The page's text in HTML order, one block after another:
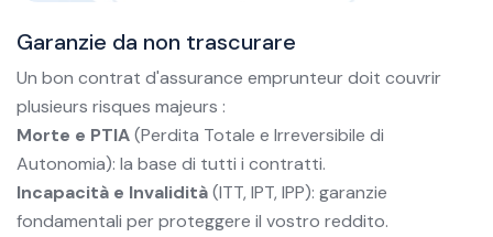
Garanzie da non trascurare
Un bon contrat d'assurance emprunteur doit couvrir
plusieurs risques majeurs :
Morte e PTIA(Perdita Totale e Irreversibile di
Autonomia): la base di tutti i contratti.
Incapacità e Invalidità(ITT, IPT, IPP): garanzie
fondamentali per proteggere il vostro reddito.